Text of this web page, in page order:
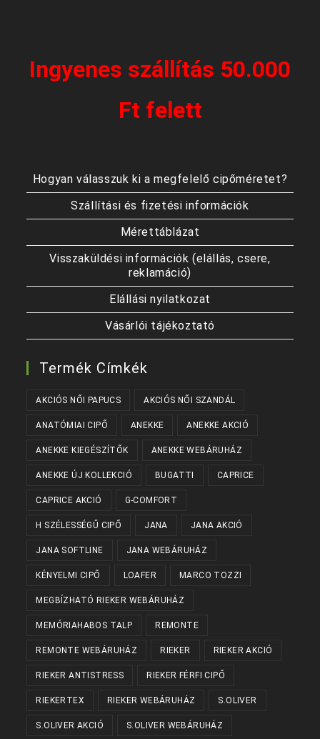
Ingyenes szállítás 50.000
Ft felett
Hogyan válasszuk ki a megfelelő cipőméretet?
Szállítási és fizetési információk
Mérettáblázat
Visszaküldési információk (elállás, csere,
reklamáció)
Elállási nyilatkozat
Vásárlói tájékoztató
Termék Címkék
AKCIÓS NŐI PAPUCS AKCIÓS NŐI SZANDÁL
ANATÓMIAI CIPŐ ANEKKE ANEKKE AKCIÓ
ANEKKE KIEGÉSZÍTŐK ANEKKE WEBÁRUHÁZ
ANEKKE ÚJ KOLLEKCIÓ BUGATTI CAPRICE
CAPRICE AKCIÓ G-COMFORT
H SZÉLESSÉGŰ CIPŐ JANA JANA AKCIÓ
JANA SOFTLINE JANA WEBÁRUHÁZ
KÉNYELMI CIPŐ LOAFER MARCO TOZZI
MEGBÍZHATÓ RIEKER WEBÁRUHÁZ
MEMÓRIAHABOS TALP REMONTE
REMONTE WEBÁRUHÁZ RIEKER RIEKER AKCIÓ
RIEKER ANTISTRESS RIEKER FÉRFI CIPŐ
RIEKERTEX RIEKER WEBÁRUHÁZ S.OLIVER
S.OLIVER AKCIÓ S.OLIVER WEBÁRUHÁZ